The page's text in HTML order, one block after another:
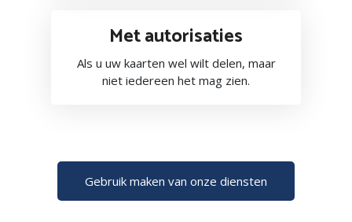
Met autorisaties
Als u uw kaarten wel wilt delen, maar
niet iedereen het mag zien.
Gebruik maken van onze diensten